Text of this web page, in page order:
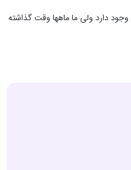
دارد ولی ما ماهها وقت گذاشته